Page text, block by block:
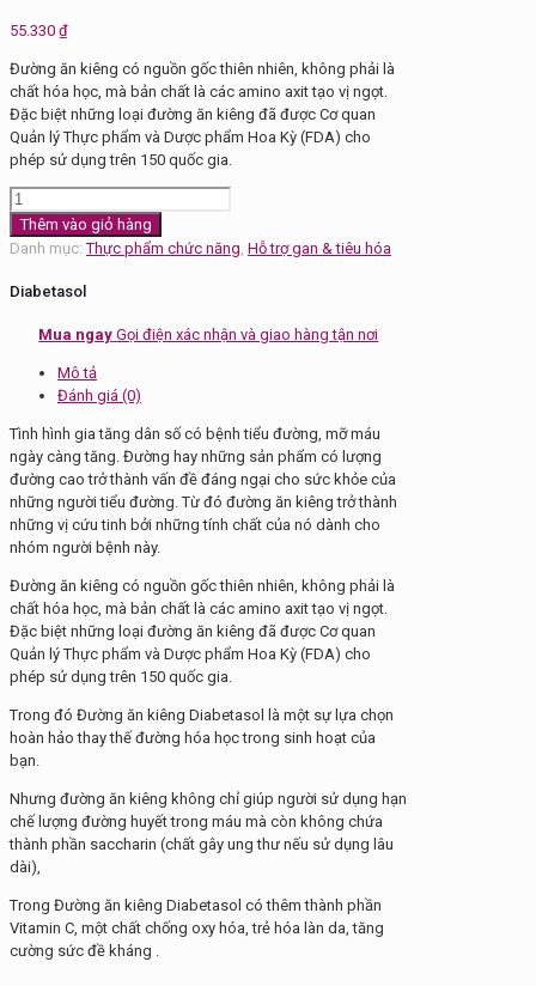
55.330 ₫
Đường ăn kiêng có nguồn gốc thiên nhiên, không phải là
chất hóa học, mà bản chất là các amino axit tạo vị ngọt.
Đặc biệt những loại đường ăn kiêng đã được Cơ quan
Quản lý Thực phẩm và Dược phẩm Hoa Kỳ (FDA) cho
phép sử dụng trên 150 quốc gia.
Đường
ăn
kiêng
số
Thêm vào giỏ hàng
Danh mục:Thực phẩm chức năng Hỗ trợ gan & tiêu hóa
Diabetasol
Mua ngay Gọi điện xác nhận và giao hàng tận nơi
Mô tả
Đánh giá (0)
Tình hình gia tăng dân số có bệnh tiểu đường, mỡ máu
ngày càng tăng. Đường hay những sản phẩm có lượng
đường cao trở thành vấn đề đáng ngại cho sức khỏe của
những người tiểu đường. Từ đó đường ăn kiêng trở thành
những vị cứu tinh bởi những tính chất của nó dành cho
nhóm người bệnh này.
Đường ăn kiêng có nguồn gốc thiên nhiên, không phải là
chất hóa học, mà bản chất là các amino axit tạo vị ngọt.
Đặc biệt những loại đường ăn kiêng đã được Cơ quan
Quản lý Thực phẩm và Dược phẩm Hoa Kỳ (FDA) cho
phép sử dụng trên 150 quốc gia.
Trong đó Đường ăn kiêng Diabetasol là một sự lựa chọn
hoàn hảo thay thế đường hóa học trong sinh hoạt của
bạn.
Nhưng đường ăn kiêng không chỉ giúp người sử dụng hạn
chế lượng đường huyết trong máu mà còn không chứa
thành phần saccharin (chất gây ung thư nếu sử dụng lâu
dài),
Trong Đường ăn kiêng Diabetasol có thêm thành phần
Vitamin C, một chất chống oxy hóa, trẻ hóa làn da, tăng
cường sức đề kháng .